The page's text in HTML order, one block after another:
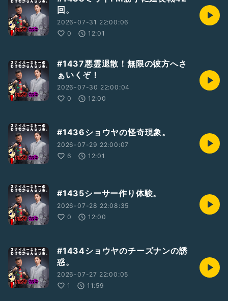
回。
2026-07-31 22:00:06
0
12:01
#1437悪霊退散！無限の彼方へさ
ぁいくぞ！
2026-07-30 22:00:04
0
12:00
#1436ショウヤの怪奇現象。
2026-07-29 22:00:07
6
12:01
#1435シーサー作り体験。
2026-07-28 22:08:35
0
12:00
#1434ショウヤのチーズナンの誘
惑。
2026-07-27 22:00:05
1
11:59